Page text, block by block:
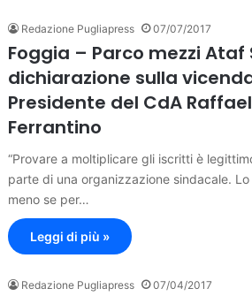
Redazione Pugliapress 07/07/2017
Foggia – Parco mezzi Ataf
dichiarazione sulla
Presidente del CdA
Ferrantino
“Provare a moltiplicare gli iscritti è
parte di una organizzazione sindacale. Lo
meno se per…
Leggi di più »
Redazione Pugliapress 07/04/2017